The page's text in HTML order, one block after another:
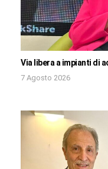
Via libera a impianti di
7 Agosto 2026